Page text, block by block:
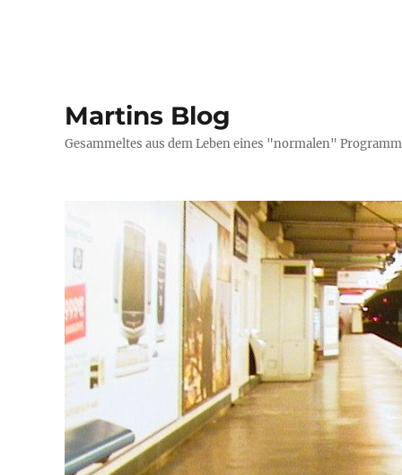
Martins Blog
Gesammeltes aus dem Leben eines "normalen"